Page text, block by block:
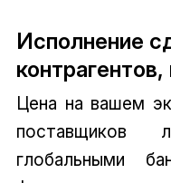
Исполнение
Цена на вашем
поставщиков
глобальными